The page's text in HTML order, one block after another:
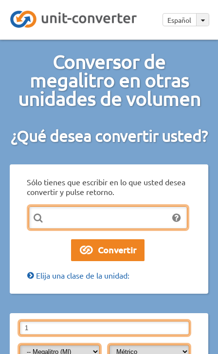
Español
Conversor de
megalitro en otras
unidades de volumen
¿Qué desea convertir usted?
Sólo tienes que escribir en lo que usted desea
convertir y pulse retorno.
Elija una clase de la unidad: